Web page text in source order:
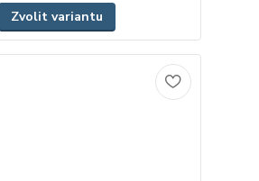
Zvolit variantu